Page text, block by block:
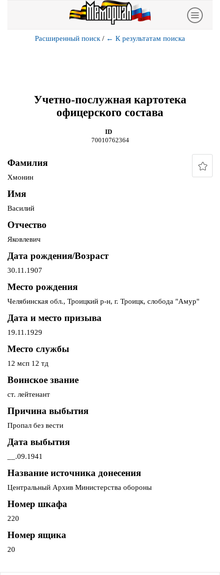
Расширенный поиск / ← К результатам поиска
Учетно-послужная картотека
офицерского состава
ID
70010762364
Фамилия
Хмонин
Имя
Василий
Отчество
Яковлевич
Дата рождения/Возраст
30.11.1907
Место рождения
Челябинская обл., Троицкий р-н, г. Троицк, слобода "Амур"
Дата и место призыва
19.11.1929
Место службы
12 мсп 12 тд
Воинское звание
ст. лейтенант
Причина выбытия
Пропал без вести
Дата выбытия
__.09.1941
Название источника донесения
Центральный Архив Министерства обороны
Номер шкафа
220
Номер ящика
20